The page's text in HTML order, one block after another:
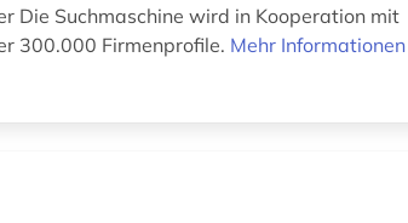
Die Suchmaschine wird in Kooperation mit
300.000 Firmenprofile. Mehr Informationen